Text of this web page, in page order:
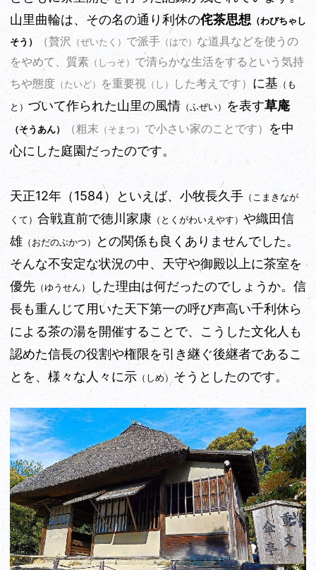
山里曲輪は、その名の通り利休の侘茶思想 （わびちゃし
そう）
（贅沢 （ぜいたく） で派手 （はで） な道具などを使うの
をやめて、質素 （しっそ） で清らかな生活をするという気持
ちや態度 （たいど） を重要視 （し） した考えです） に基 （も
と） づいて作られた山里の風情 （ふぜい） を表す草庵
（そうあん） （粗末 （そまつ） で小さい家のことです）
を中
心にした庭園だったのです。
天正12年（1584）といえば、小牧長久手 （こまきなが
くて） 合戦直前で徳川家康 （とくがわいえやす） や織田信
雄 （おだのぶかつ）
との関係も良くありませんでした。
そんな不安定な状況の中、天守や御殿以上に茶室を
優先 （ゆうせん）
した理由は何だったのでしょうか。信
長も重んじて用いた天下第一の呼び声高い千利休ら
による茶の湯を開催することで、こうした文化人も
認めた信長の役割や権限を引き継ぐ後継者であるこ
とを、様々な人々に示 （しめ） そうとしたのです。